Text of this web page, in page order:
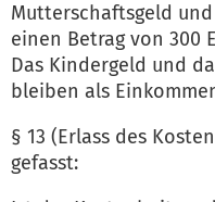
Mutterschaftsgeld
einen Betrag von 300
Das Kindergeld und
bleiben als
§ 13 (Erlass des
gefasst: